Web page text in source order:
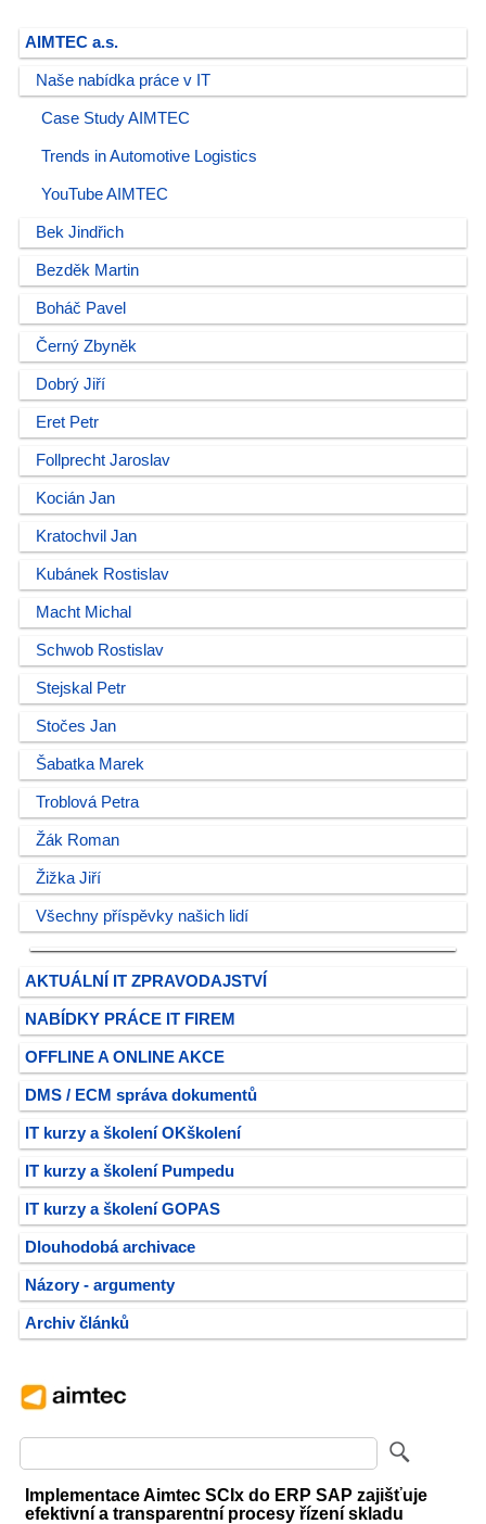
AIMTEC a.s.
Naše nabídka práce v IT
Case Study AIMTEC
Trends in Automotive Logistics
YouTube AIMTEC
Bek Jindřich
Bezděk Martin
Boháč Pavel
Černý Zbyněk
Dobrý Jiří
Eret Petr
Follprecht Jaroslav
Kocián Jan
Kratochvil Jan
Kubánek Rostislav
Macht Michal
Schwob Rostislav
Stejskal Petr
Stočes Jan
Šabatka Marek
Troblová Petra
Žák Roman
Žižka Jiří
Všechny příspěvky našich lidí
AKTUÁLNÍ IT ZPRAVODAJSTVÍ
NABÍDKY PRÁCE IT FIREM
OFFLINE A ONLINE AKCE
DMS / ECM správa dokumentů
IT kurzy a školení OKškolení
IT kurzy a školení Pumpedu
IT kurzy a školení GOPAS
Dlouhodobá archivace
Názory - argumenty
Archiv článků
Implementace Aimtec SCIx do ERP SAP zajišťuje
efektivní a transparentní procesy řízení skladu